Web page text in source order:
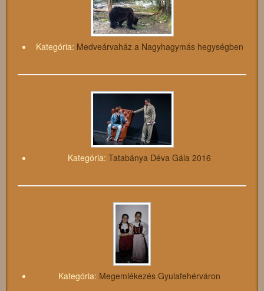
Kategória: Medveárvaház a Nagyhagymás hegységben
Kategória: Tatabánya Déva Gála 2016
Kategória: Megemlékezés Gyulafehérváron